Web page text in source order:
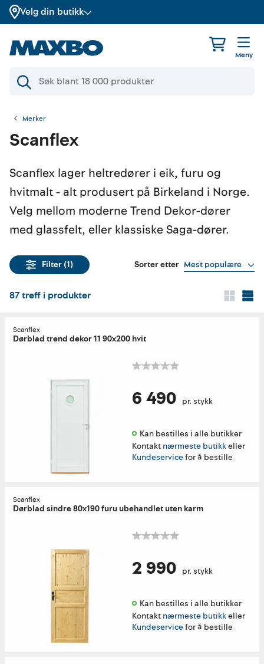
Velg din butikk
Meny
Merker
Scanflex
Scanflex lager heltredører i eik, furu og
hvitmalt - alt produsert på Birkeland i Norge.
Velg mellom moderne Trend Dekor-dører
med glassfelt, eller klassiske Saga-dører.
Filter (1) Sorter etter Mest populære
87treff i produkter
Scanflex
Dørblad trend dekor 11 90x200 hvit
6 490 pr. stykk
Kan bestilles i alle butikker
Kontakt nærmeste butikkeller
Kundeservicefor å bestille
Scanflex
Dørblad sindre 80x190 furu ubehandlet uten karm
2 990 pr. stykk
Kan bestilles i alle butikker
Kontakt nærmeste butikkeller
Kundeservicefor å bestille